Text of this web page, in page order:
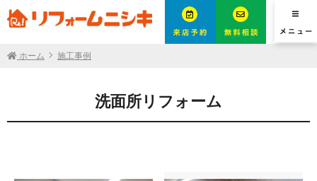
ホーム 施工事例
洗面所リフォーム